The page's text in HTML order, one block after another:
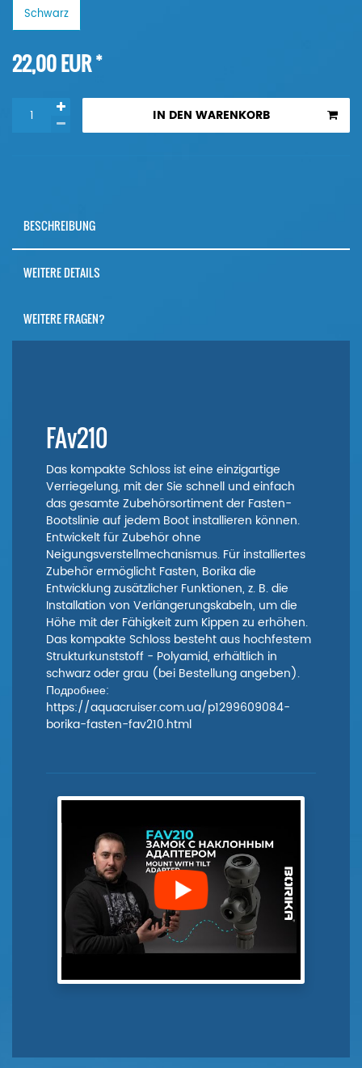
Schwarz
22,00 EUR*
IN DEN WARENKORB
BESCHREIBUNG
WEITERE DETAILS
WEITERE FRAGEN?
FAv210
Das kompakte Schloss ist eine einzigartige
Verriegelung, mit der Sie schnell und einfach
das gesamte Zubehörsortiment der Fasten-
Bootslinie auf jedem Boot installieren können.
Entwickelt für Zubehör ohne
Neigungsverstellmechanismus. Für installiertes
Zubehör ermöglicht Fasten, Borika die
Entwicklung zusätzlicher Funktionen, z. B. die
Installation von Verlängerungskabeln, um die
Höhe mit der Fähigkeit zum Kippen zu erhöhen.
Das kompakte Schloss besteht aus hochfestem
Strukturkunststoff - Polyamid, erhältlich in
schwarz oder grau (bei Bestellung angeben).
Подробнее:
https://aquacruiser.com.ua/p1299609084-
borika-fasten-fav210.html